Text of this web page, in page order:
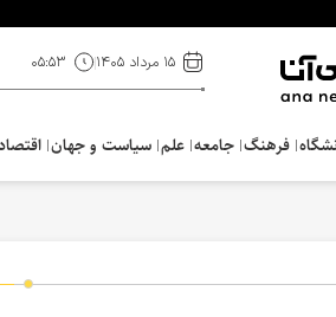
۱۵ مرداد ۱۴۰۵ ۰۵:۵۳
فرهنگ‌ جامعه علم سیاست و جهان